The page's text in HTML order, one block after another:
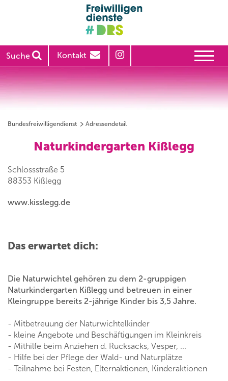
Suche Kontakt
Bundesfreiwilligendienst Adressendetail
Naturkindergarten Kißlegg
Schlossstraße 5
88353 Kißlegg
www.kisslegg.de
Das erwartet dich:
Die Naturwichtel gehören zu dem 2-gruppigen
Naturkindergarten Kißlegg und betreuen in einer
Kleingruppe bereits 2-jährige Kinder bis 3,5 Jahre.
- Mitbetreuung der Naturwichtelkinder
- kleine Angebote und Beschäftigungen im Kleinkreis
- Mithilfe beim Anziehen d. Rucksacks, Vesper, ...
- Hilfe bei der Pflege der Wald- und Naturplätze
- Teilnahme bei Festen, Elternaktionen, Kinderaktionen